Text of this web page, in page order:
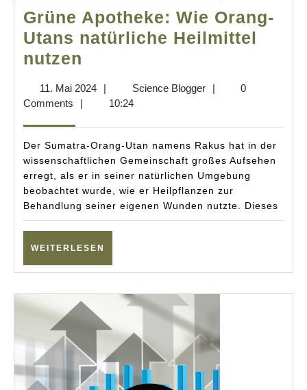
Grüne Apotheke: Wie Orang-
Utans natürliche Heilmittel
nutzen
Wie
Utans
natürliche
Heilmittel
nutzen
11. Mai 202411.
Mai
| Science BloggerScience
|
0
Comments
| 10:24
Der Sumatra-Orang-Utan namens Rakus hat in der
wissenschaftlichen Gemeinschaft großes Aufsehen
erregt, als er in seiner natürlichen Umgebung
beobachtet wurde, wie er Heilpflanzen zur
Behandlung seiner eigenen Wunden nutzte. Dieses
WEITERLESEN